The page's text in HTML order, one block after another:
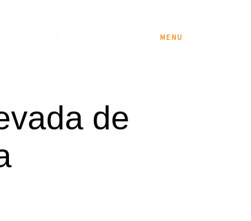
MENU
de